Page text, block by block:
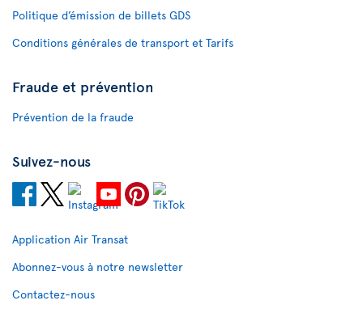
Politique d’émission de billets GDS
Conditions générales de transport et Tarifs
Fraude et prévention
Prévention de la fraude
Suivez-nous
Application Air Transat
Abonnez-vous à notre newsletter
Contactez-nous